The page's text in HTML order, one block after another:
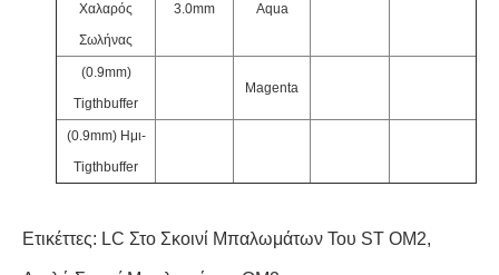
Χαλαρός
Σωλήνας
3.0mm Aqua
(0.9mm)
Tigthbuffer
Magenta
(0.9mm) Ημι-
Tigthbuffer
Ετικέττες: LC Στο Σκοινί Μπαλωμάτων Του ST OM2,